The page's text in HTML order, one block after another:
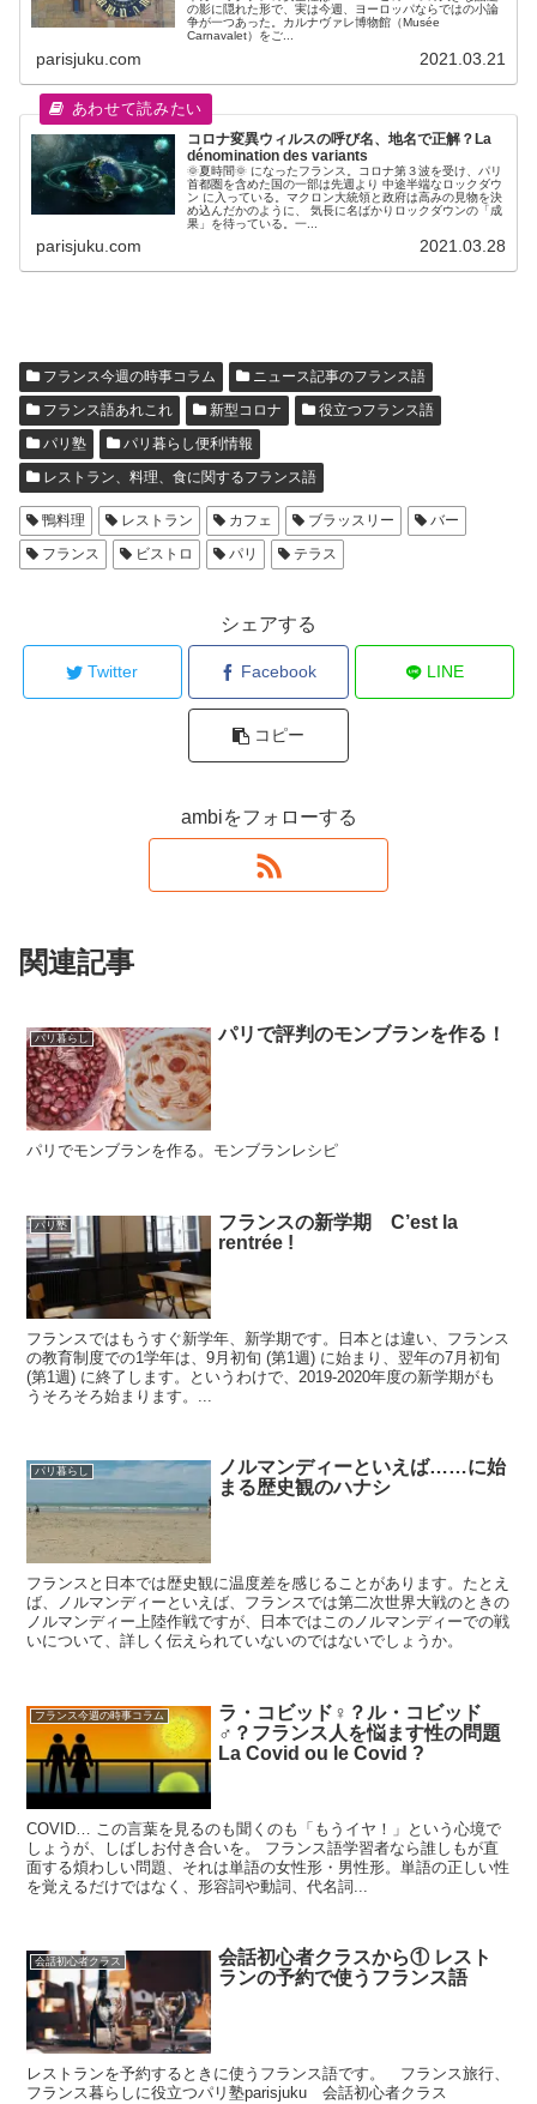
の影に隠れた形で、実は今週、ヨーロッパならではの小論
争が一つあった。カルナヴァレ博物館（Musée
Carnavalet）をご...
parisjuku.com 2021.03.21
コロナ変異ウィルスの呼び名、地名で正解？La
dénomination des variants
🌞夏時間🌞 になったフランス。コロナ第３波を受け、パリ
首都圏を含めた国の一部は先週より 中途半端なロックダウ
ン に入っている。マクロン大統領と政府は高みの見物を決
め込んだかのように、 気長に名ばかりロックダウンの「成
果」を待っている。一...
parisjuku.com 2021.03.28
フランス今週の時事コラム
ニュース記事のフランス語
フランス語あれこれ
新型コロナ
役立つフランス語
パリ塾
パリ暮らし便利情報
レストラン、料理、食に関するフランス語
鴨料理 レストラン カフェ ブラッスリー
バー
フランス
ビストロ パリ テラス
シェアする
Twitter Facebook LINE
コピー
ambiをフォローする
関連記事
パリ暮らし パリで評判のモンブランを作る！
パリでモンブランを作る。モンブランレシピ
パリ塾
フランスの新学期 C’est la
rentrée !
フランスではもうすぐ新学年、新学期です。日本とは違い、フランス
の教育制度での1学年は、9月初旬 (第1週) に始まり、翌年の7月初旬
(第1週) に終了します。というわけで、2019-2020年度の新学期がも
うそろそろ始まります。...
パリ暮らし
ノルマンディーといえば……に始
まる歴史観のハナシ
フランスと日本では歴史観に温度差を感じることがあります。たとえ
ば、ノルマンディーといえば、フランスでは第二次世界大戦のときの
ノルマンディー上陸作戦ですが、日本ではこのノルマンディーでの戦
いについて、詳しく伝えられていないのではないでしょうか。
フランス今週の時事コラム
ラ・コビッド♀？ル・コビッド
♂？フランス人を悩ます性の問題
La Covid ou le Covid ?
COVID… この言葉を見るのも聞くのも「もうイヤ！」という心境で
しょうが、しばしお付き合いを。 フランス語学習者なら誰しもが直
面する煩わしい問題、それは単語の女性形・男性形。単語の正しい性
を覚えるだけではなく、形容詞や動詞、代名詞...
会話初心者クラス
会話初心者クラスから① レスト
ランの予約で使うフランス語
レストランを予約するときに使うフランス語です。 フランス旅行、
フランス暮らしに役立つパリ塾parisjuku 会話初心者クラス